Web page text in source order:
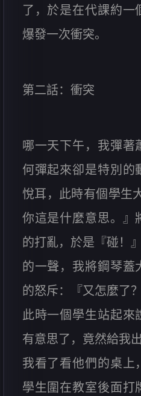
了，於是在代課約一
爆發一次衝突。
第二話：衝突
哪一天下午，我彈著
何彈起來卻是特別的
悅耳，此時有個學生
你這是什麼意思。』
的打亂，於是『碰！』
的一聲，我將鋼琴蓋
的怒斥：『又怎麼了？
此時一個學生站起來
有意思了，竟然給我出
我看了看他們的桌上
學生圍在教室後面打